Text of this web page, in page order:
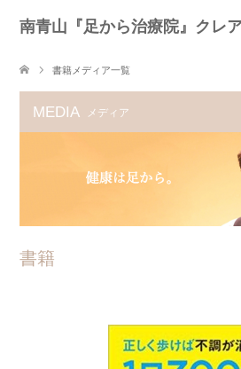
南青山『足から治療院』クレ
書籍メディア一覧
MEDIA メディア
書籍